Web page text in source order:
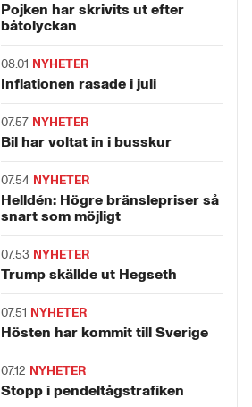
Pojken har skrivits ut efter
båtolyckan
08.01 NYHETER
Inflationen rasade i juli
07.57 NYHETER
Bil har voltat in i busskur
07.54 NYHETER
Helldén: Högre bränslepriser så
snart som möjligt
07.53 NYHETER
Trump skällde ut Hegseth
07.51 NYHETER
Hösten har kommit till Sverige
07.12 NYHETER
Stopp i pendeltågstrafiken